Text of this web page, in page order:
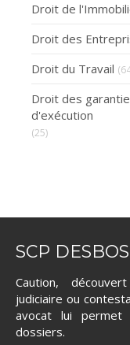
Droit de
Droit des
Droit du Travail
Droit des
d'exécution
(25)
SCP
Caution,
judiciaire ou
avocat lui
dossiers.